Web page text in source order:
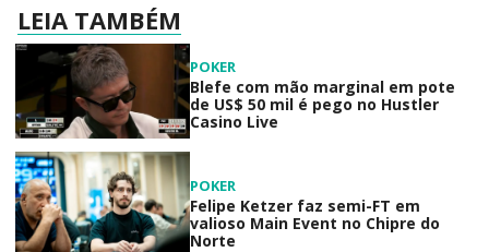
LEIA TAMBÉM
POKER
Blefe com mão marginal em pote
de US$ 50 mil é pego no Hustler
Casino Live
POKER
Felipe Ketzer faz semi-FT em
valioso Main Event no Chipre do
Norte